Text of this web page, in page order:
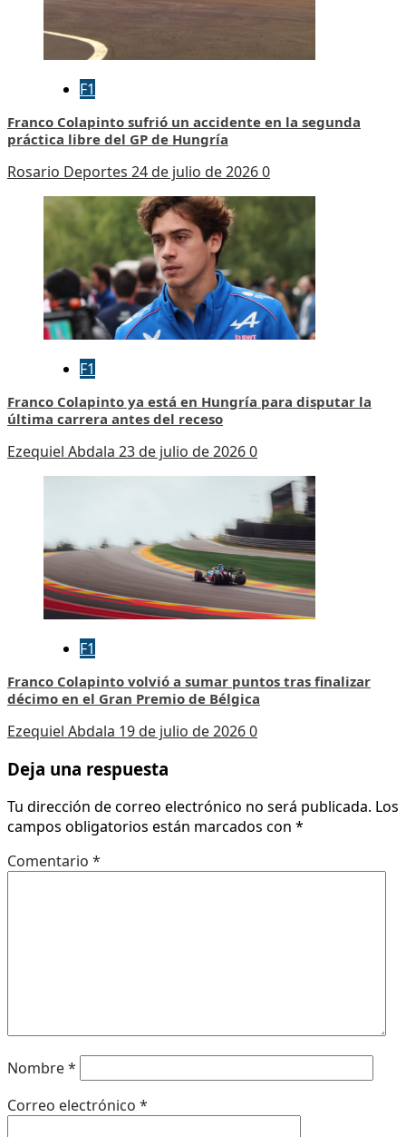
F1
Franco Colapinto sufrió un accidente en la segunda
práctica libre del GP de Hungría
Rosario Deportes 24 de julio de 20260
F1
Franco Colapinto ya está en Hungría para disputar la
última carrera antes del receso
Ezequiel Abdala 23 de julio de 20260
F1
Franco Colapinto volvió a sumar puntos tras finalizar
décimo en el Gran Premio de Bélgica
Ezequiel Abdala 19 de julio de 20260
Deja una respuesta
Tu dirección de correo electrónico no será publicada. Los
campos obligatorios están marcados con *
Comentario *
Nombre*
Correo electrónico *